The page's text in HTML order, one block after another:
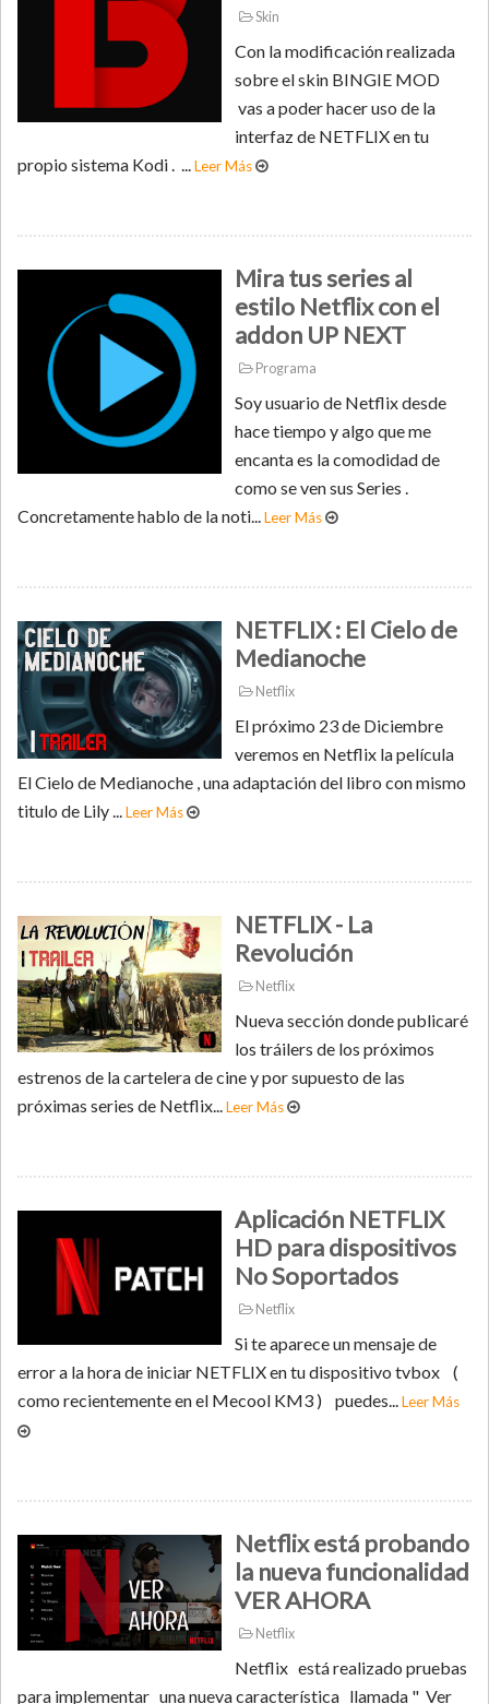
Skin
Con la modificación realizada
sobre el skin BINGIE MOD
vas a poder hacer uso de la
interfaz de NETFLIX en tu
propio sistema Kodi . ...Leer Más
Mira tus series al
estilo Netflix con el
addon UP NEXT
Programa
Soy usuario de Netflix desde
hace tiempo y algo que me
encanta es la comodidad de
como se ven sus Series .
Concretamente hablo de la noti...Leer Más
NETFLIX : El Cielo de
Medianoche
Netflix
El próximo 23 de Diciembre
veremos en Netflix la película
El Cielo de Medianoche , una adaptación del libro con mismo
titulo de Lily ...Leer Más
NETFLIX - La
Revolución
Netflix
Nueva sección donde publicaré
los tráilers de los próximos
estrenos de la cartelera de cine y por supuesto de las
próximas series de Netflix...Leer Más
Aplicación NETFLIX
HD para dispositivos
No Soportados
Netflix
Si te aparece un mensaje de
error a la hora de iniciar NETFLIX en tu dispositivo tvbox (
como recientemente en el Mecool KM3 ) puedes...Leer Más
Netflix está probando
la nueva funcionalidad
VER AHORA
Netflix
Netflix está realizado pruebas
para implementar una nueva característica llamada " Ver